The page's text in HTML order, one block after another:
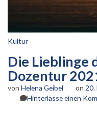
Kultur
Die Lieblinge
Dozentur
von Helena Geibel on 20.
Hinterlasse einen